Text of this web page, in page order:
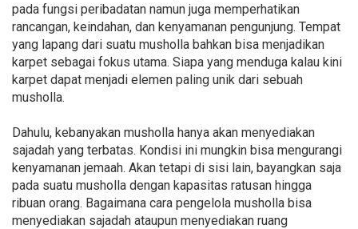
pada fungsi peribadatan namun juga memperhatikan
rancangan, keindahan, dan kenyamanan pengunjung. Tempat
yang lapang dari suatu musholla bahkan bisa menjadikan
karpet sebagai fokus utama. Siapa yang menduga kalau kini
karpet dapat menjadi elemen paling unik dari sebuah
musholla.
Dahulu, kebanyakan musholla hanya akan menyediakan
sajadah yang terbatas. Kondisi ini mungkin bisa mengurangi
kenyamanan jemaah. Akan tetapi di sisi lain, bayangkan saja
pada suatu musholla dengan kapasitas ratusan hingga
ribuan orang. Bagaimana cara pengelola musholla bisa
menyediakan sajadah ataupun menyediakan ruang